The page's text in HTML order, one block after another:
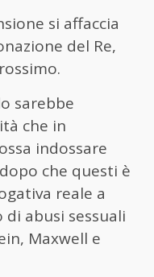
si affaccia
del Re,
sarebbe
che in
indossare
che questi è
reale a
abusi sessuali
Maxwell e